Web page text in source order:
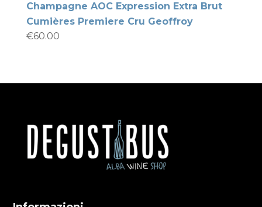
Champagne AOC Expression Extra Brut
Cumières Premiere Cru Geoffroy
€60.00